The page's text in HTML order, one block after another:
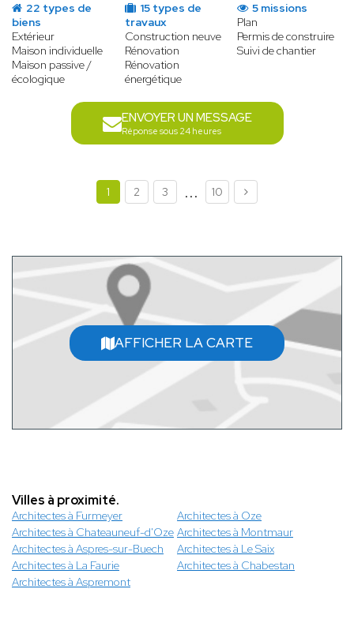
22 types de
biens
Extérieur
Maison individuelle
Maison passive /
écologique
15 types de
travaux
Construction neuve
Rénovation
Rénovation
énergétique
5 missions
Plan
Permis de construire
Suivi de chantier
ENVOYER UN MESSAGE
Réponse sous 24 heures
1 2 3 ... 10
AFFICHER LA CARTE
Villes à proximité.
Architectes à Furmeyer
Architectes à Oze
Architectes à Chateauneuf-d'Oze Architectes à Montmaur
Architectes à Aspres-sur-Buech
Architectes à Le Saix
Architectes à La Faurie
Architectes à Chabestan
Architectes à Aspremont